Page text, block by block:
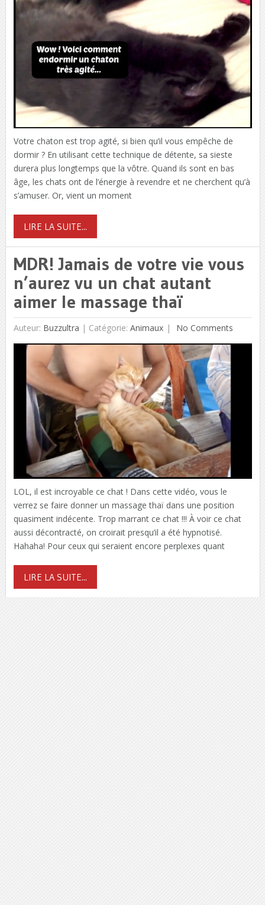
Votre chaton est trop agité, si bien qu’il vous empêche de
dormir ? En utilisant cette technique de détente, sa sieste
durera plus longtemps que la vôtre. Quand ils sont en bas
âge, les chats ont de l’énergie à revendre et ne cherchent qu’à
s’amuser. Or, vient un moment
LIRE LA SUITE...
MDR! Jamais de votre vie vous
n’aurez vu un chat autant
aimer le massage thaï
Auteur: Buzzultra | Catégorie: Animaux No Comments
LOL, il est incroyable ce chat ! Dans cette vidéo, vous le
verrez se faire donner un massage thaï dans une position
quasiment indécente. Trop marrant ce chat !!! À voir ce chat
aussi décontracté, on croirait presqu’il a été hypnotisé.
Hahaha! Pour ceux qui seraient encore perplexes quant
LIRE LA SUITE...